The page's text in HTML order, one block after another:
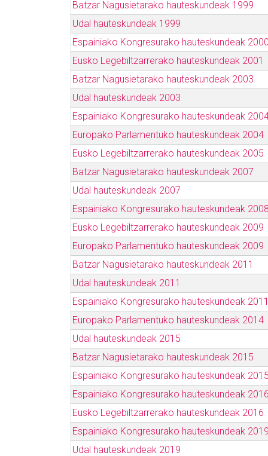
Batzar Nagusietarako hauteskundeak 1999
Udal hauteskundeak 1999
Espainiako Kongresurako hauteskundeak 2000
Eusko Legebiltzarrerako hauteskundeak 2001
Batzar Nagusietarako hauteskundeak 2003
Udal hauteskundeak 2003
Espainiako Kongresurako hauteskundeak
Europako Parlamentuko hauteskundeak 2004
Eusko Legebiltzarrerako hauteskundeak 2005
Batzar Nagusietarako hauteskundeak 2007
Udal hauteskundeak 2007
Espainiako Kongresurako hauteskundeak 2008
Eusko Legebiltzarrerako hauteskundeak 2009
Europako Parlamentuko hauteskundeak 2009
Batzar Nagusietarako hauteskundeak 2011
Udal hauteskundeak 2011
Espainiako Kongresurako hauteskundeak 2011
Europako Parlamentuko hauteskundeak 2014
Udal hauteskundeak 2015
Batzar Nagusietarako hauteskundeak 2015
Espainiako Kongresurako hauteskundeak 2015
Espainiako Kongresurako hauteskundeak 2016
Eusko Legebiltzarrerako hauteskundeak 2016
Espainiako Kongresurako hauteskundeak
Udal hauteskundeak 2019